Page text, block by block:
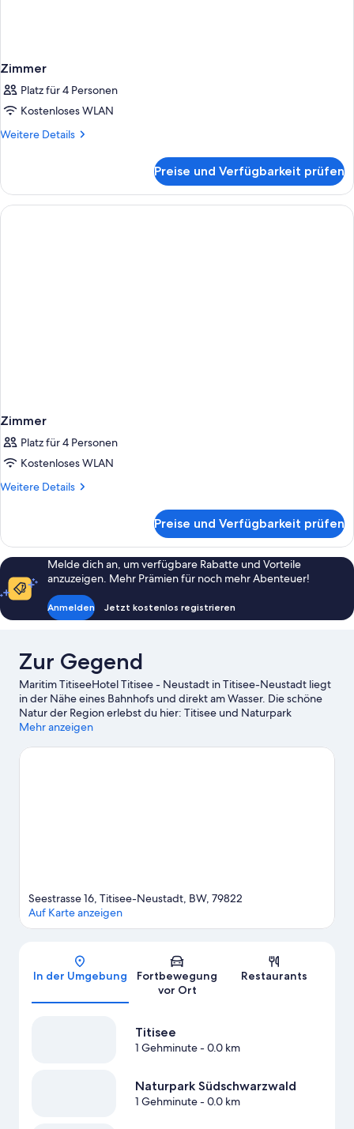
Zimmer
Platz für 4 Personen
Kostenloses WLAN
Weitere Details
Weitere
Preise und Verfügbarkeit prüfen
Zimmer
Platz für 4 Personen
Kostenloses WLAN
Weitere Details
Weitere
Preise und Verfügbarkeit prüfen
Melde dich an, um verfügbare Rabatte und Vorteile
anzuzeigen. Mehr Prämien für noch mehr Abenteuer!
Anmelden Jetzt kostenlos registrieren
Zur Gegend
Maritim TitiseeHotel Titisee - Neustadt in Titisee-Neustadt liegt
in der Nähe eines Bahnhofs und direkt am Wasser. Die schöne
Natur der Region erlebst du hier: Titisee und Naturpark
Südschwarzwald. Wenn du dagegen eher kulturell interessiert
Museum Hüsli. Du bist mit Kindern unterwegs? Mit diesen
Mehr anzeigen
Karte
Seestrasse 16, Titisee-Neustadt, BW, 79822
Auf Karte anzeigen
In der Umgebung
Fortbewegung
vor Ort
Restaurants
Titisee
1 Gehminute- 0.0 km
Naturpark Südschwarzwald
1 Gehminute- 0.0 km